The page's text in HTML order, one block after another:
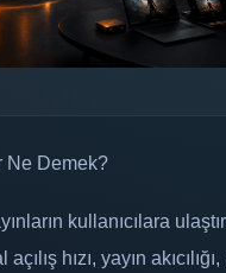
Ne Demek?
kullanıcılara
hızı, yayın